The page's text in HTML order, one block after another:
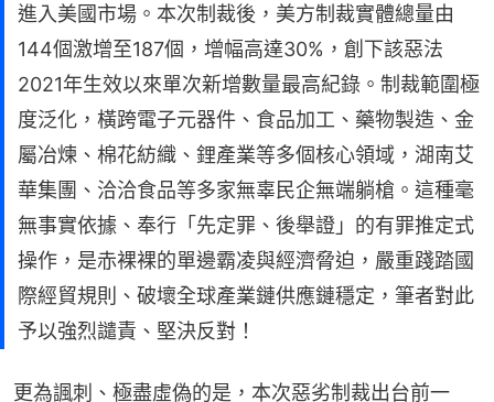
進入美國市場。本次制裁後，美方制裁實體總量由
144個激增至187個，增幅高達30%，創下該惡法
2021年生效以來單次新增數量最高紀錄。制裁範圍極
度泛化，橫跨電子元器件、食品加工、藥物製造、金
屬冶煉、棉花紡織、鋰產業等多個核心領域，湖南艾
華集團、洽洽食品等多家無辜民企無端躺槍。這種毫
無事實依據、奉行「先定罪、後舉證」的有罪推定式
操作，是赤裸裸的單邊霸凌與經濟脅迫，嚴重踐踏國
際經貿規則、破壞全球產業鏈供應鏈穩定，筆者對此
予以強烈譴責、堅決反對！
更為諷刺、極盡虛偽的是，本次惡劣制裁出台前一